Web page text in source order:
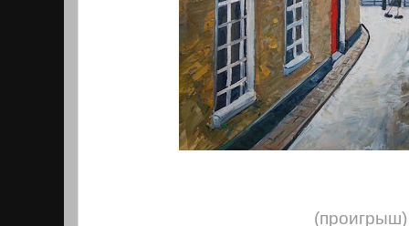
(проигрыш)